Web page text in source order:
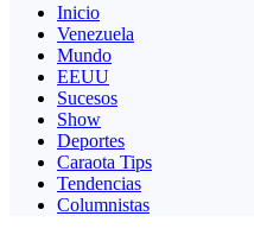
Inicio
Venezuela
Mundo
EEUU
Sucesos
Show
Deportes
Caraota Tips
Tendencias
Columnistas